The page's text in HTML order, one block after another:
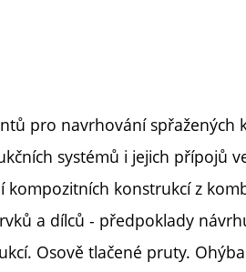
pro navrhování spřažených
systémů i jejich přípojů
konstrukcí z
a dílců - předpoklady
Osově tlačené pruty.